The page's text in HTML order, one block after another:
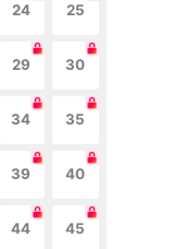
24 25
29 30
34 35
39 40
44 45